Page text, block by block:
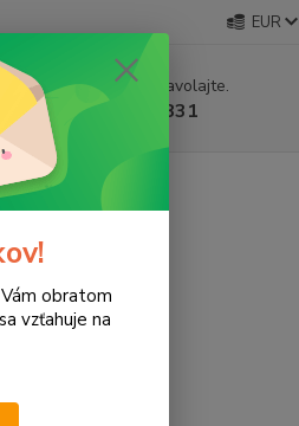
EUR
Neviete si rady? Zavolajte.
+421 905 615 831
DeskJet 948c
obratom
vzťahuje na